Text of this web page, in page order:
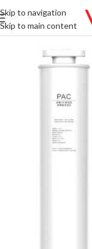
Skip to navigation
Skip to main content